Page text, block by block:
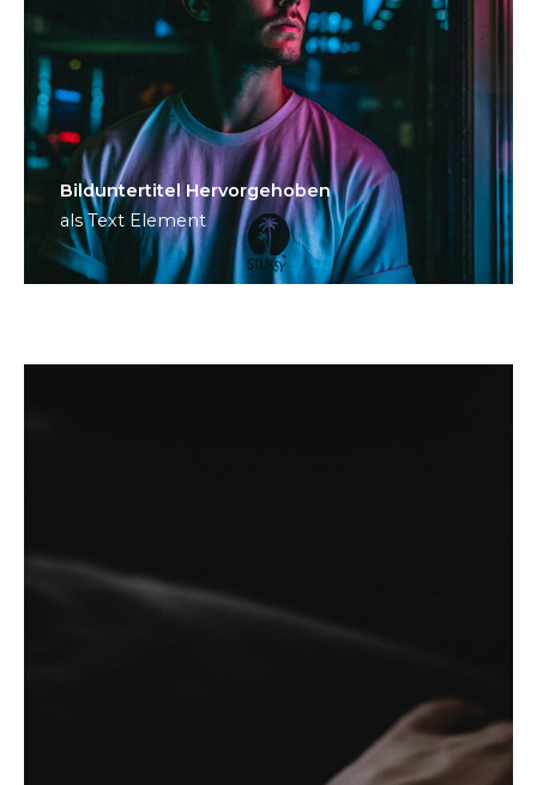
Bild­unter­titel Hervorgehoben
als Text Element